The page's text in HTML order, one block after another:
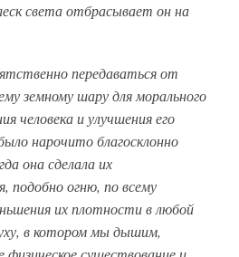
света отбрасывает он на
передаваться от
земному шару для морального
человека и улучшения его
нарочито благосклонно
она сделала их
подобно огню, по всему
их плотности в любой
в котором мы дышим,